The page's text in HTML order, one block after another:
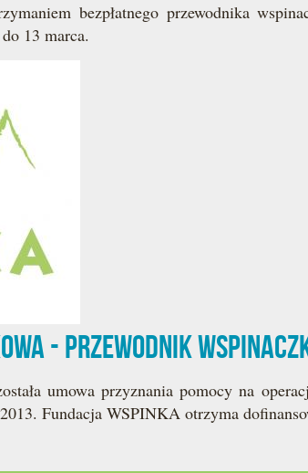
bezpłatnego przewodnika
13 marca.
- przewodnik
umowa przyznania pomocy na
Fundacja WSPINKA otrzyma